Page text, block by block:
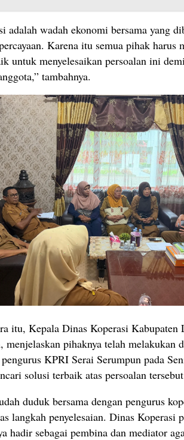
adalah wadah ekonomi bersama yang
Karena itu semua pihak harus
untuk menyelesaikan persoalan ini
tambahnya.
itu, Kepala Dinas Koperasi Kabupaten
menjelaskan pihaknya telah melakukan
pengurus KPRI Serai Serumpun pada
solusi terbaik atas persoalan
duduk bersama dengan pengurus
langkah penyelesaian. Dinas Koperasi
hadir sebagai pembina dan mediator